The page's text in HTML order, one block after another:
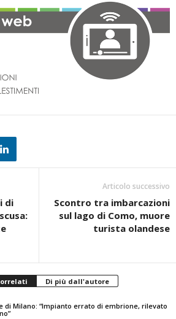
di
Articolo successivo
Scontro tra imbarcazioni
sul lago di Como, muore
turista olandese
Di più dall'autore
di Milano: “Impianto errato di embrione, rilevato